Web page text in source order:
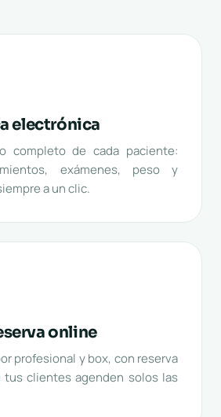
electrónica
completo de cada paciente:
exámenes, peso y
a un clic.
online
profesional y box, con reserva
tus clientes agenden solos las